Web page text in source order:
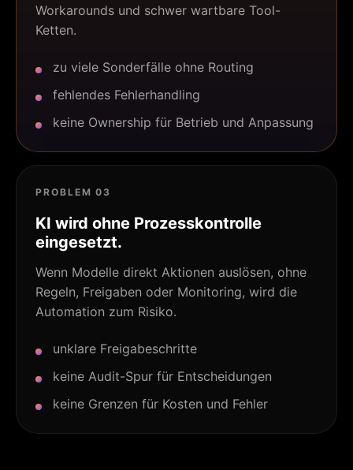
Workarounds und schwer wartbare Tool-
Ketten.
zu viele Sonderfälle ohne Routing
fehlendes Fehlerhandling
keine Ownership für Betrieb und Anpassung
PROBLEM 03
KI wird ohne Prozesskontrolle
eingesetzt.
Wenn Modelle direkt Aktionen auslösen, ohne
Regeln, Freigaben oder Monitoring, wird die
Automation zum Risiko.
unklare Freigabeschritte
keine Audit-Spur für Entscheidungen
keine Grenzen für Kosten und Fehler